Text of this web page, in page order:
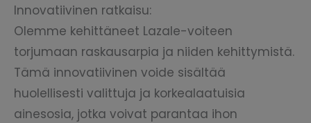
Innovatiivinen ratkaisu:
Olemme kehittäneet Lazale-voiteen
torjumaan raskausarpia ja niiden kehittymistä.
Tämä innovatiivinen voide sisältää
huolellisesti valittuja ja korkealaatuisia
ainesosia, jotka voivat parantaa ihon